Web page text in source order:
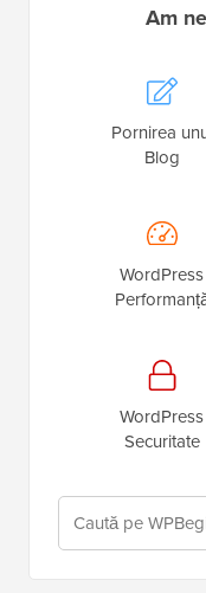
Am
Pornirea
Blog
WordPress
WordPress
Securitate